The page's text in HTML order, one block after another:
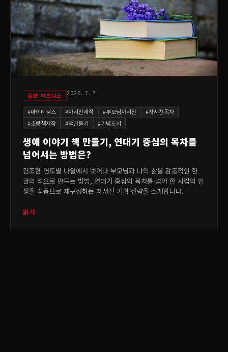
출판 비즈니스 2026. 7. 7.
#마이티북스 #자서전제작 #부모님자서전 #자서전목차
#소량책제작 #책만들기 #기념도서
생애 이야기 책 만들기, 연대기 중심의 목차를
넘어서는 방법은?
건조한 연도별 나열에서 벗어나 부모님과 나의 삶을 감동적인 한
권의 책으로 만드는 방법, 연대기 중심의 목차를 넘어 한 사람의 인
생을 작품으로 재구성하는 자서전 기획 전략을 소개합니다.
읽기